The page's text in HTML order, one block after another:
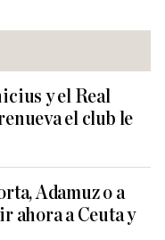
y el Real
el club le
Adamuz o a
ahora a Ceuta y